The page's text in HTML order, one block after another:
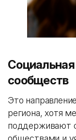
Социальная
сообществ
Это
региона, хотя
поддерживают